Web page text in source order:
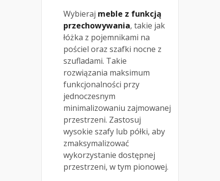
Wybieraj meble z funkcją
przechowywania, takie jak
łóżka z pojemnikami na
pościel oraz szafki nocne z
szufladami. Takie
rozwiązania maksimum
funkcjonalności przy
jednoczesnym
minimalizowaniu zajmowanej
przestrzeni. Zastosuj
wysokie szafy lub półki, aby
zmaksymalizować
wykorzystanie dostępnej
przestrzeni, w tym pionowej.